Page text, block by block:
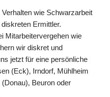
wie Schwarzarbeit
Ermittler.
Mitarbeitervergehen wie
wir diskret und
jetzt für eine persönliche
(Eck), Irndorf, Mühlheim
Beuron oder